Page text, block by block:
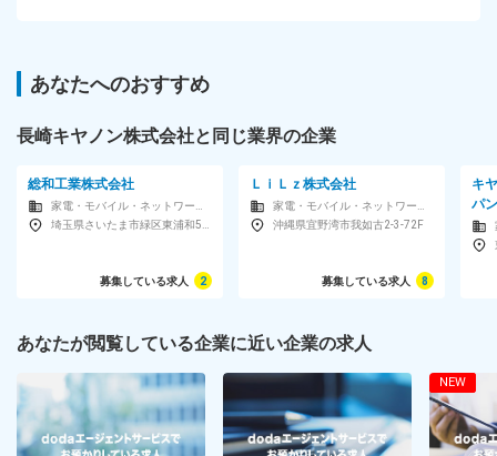
あなたへのおすすめ
長崎キヤノン株式会社と同じ業界の企業
総和工業株式会社
募集している求人 2
ＬｉＬｚ株式会社
沖縄県宜野湾市我如古2-3-72F
募集している求人 8
キ
パ
あなたが閲覧している企業に近い企業の求人
NEW